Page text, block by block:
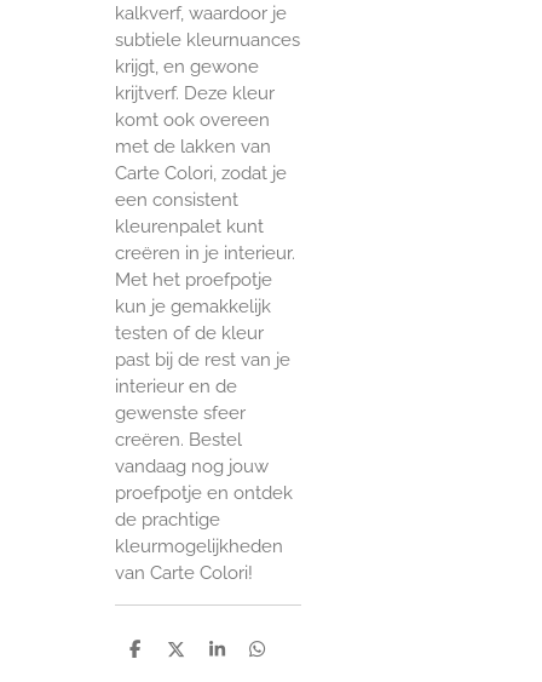
kalkverf, waardoor je
subtiele kleurnuances
krijgt, en gewone
krijtverf. Deze kleur
komt ook overeen
met de lakken van
Carte Colori, zodat je
een consistent
kleurenpalet kunt
creëren in je interieur.
Met het proefpotje
kun je gemakkelijk
testen of de kleur
past bij de rest van je
interieur en de
gewenste sfeer
creëren. Bestel
vandaag nog jouw
proefpotje en ontdek
de prachtige
kleurmogelijkheden
van Carte Colori!
D
D
S
D